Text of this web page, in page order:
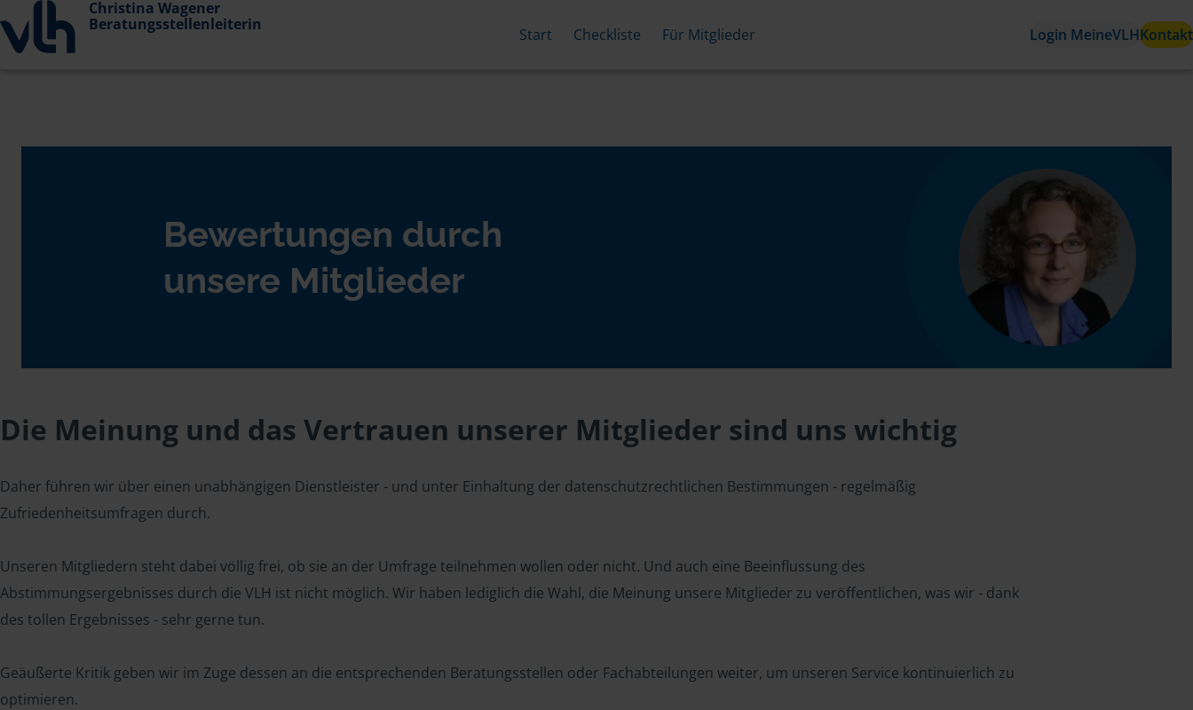
Christina Wagener
Beratungsstellenleiterin
Start Checkliste Für Mitglieder Login MeineVLHKontakt
Bewertungen durch
unsere Mitglieder
Die Meinung und das Vertrauen unserer Mitglieder sind uns wichtig
Daher führen wir über einen unabhängigen Dienstleister - und unter Einhaltung der datenschutzrechtlichen Bestimmungen - regelmäßig
Zufriedenheitsumfragen durch.
Unseren Mitgliedern steht dabei völlig frei, ob sie an der Umfrage teilnehmen wollen oder nicht. Und auch eine Beeinflussung des
Abstimmungsergebnisses durch die VLH ist nicht möglich. Wir haben lediglich die Wahl, die Meinung unsere Mitglieder zu veröffentlichen, was wir - dank
des tollen Ergebnisses - sehr gerne tun.
Geäußerte Kritik geben wir im Zuge dessen an die entsprechenden Beratungsstellen oder Fachabteilungen weiter, um unseren Service kontinuierlich zu
optimieren.